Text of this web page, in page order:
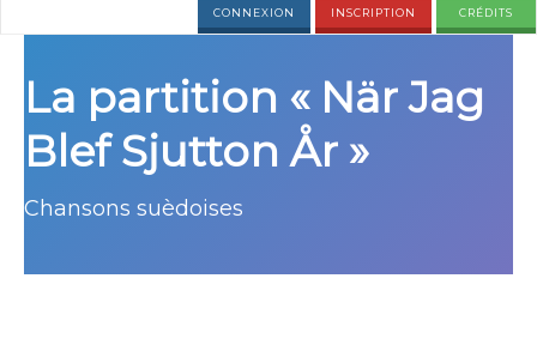
CONNEXION INSCRIPTION CRÉDITS
La partition « När Jag
Blef Sjutton År »
Chansons suèdoises